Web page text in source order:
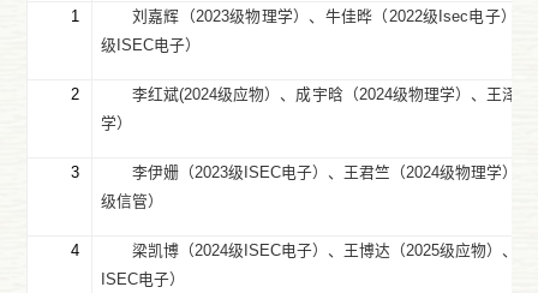
1 刘嘉辉（2023级物理学）、牛佳晔（ 2022级Isec电子）、
级ISEC电子）
2 李红斌(2024级应物）、成宇晗（2024级物理学）、王泽涵
学）
3 李伊姗（2023级ISEC电子）、王君竺（2024级物理学）、
级信管）
4 梁凯博（2024级ISEC电子）、王博达（2025级应物）、王
ISEC电子）